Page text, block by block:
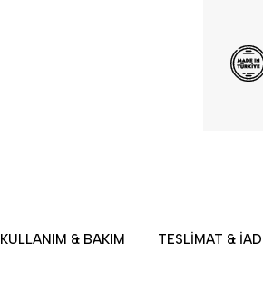
KULLANIM & BAKIM TESLIMAT &